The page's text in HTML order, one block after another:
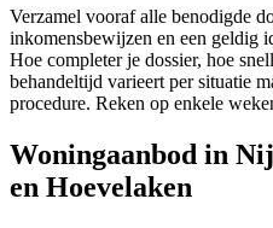
Verzamel vooraf alle benodigde
inkomensbewijzen en een geldig
Hoe completer je dossier, hoe
behandeltijd varieert per situatie
procedure. Reken op enkele
Woningaanbod in
en Hoevelaken